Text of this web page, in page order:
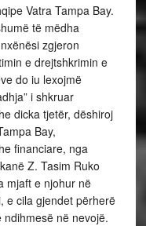
Vatra Tampa Bay.
të mëdha
zgjeron
e drejtshkrimin e
do iu lexojmë
i shkruar
dicka tjetër, dëshiroj
Bay,
financiare, nga
Z. Tasim Ruko
mjaft e njohur në
e cila gjendet përherë
në nevojë.